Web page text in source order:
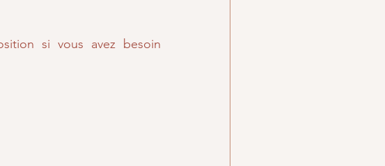
si vous avez besoin